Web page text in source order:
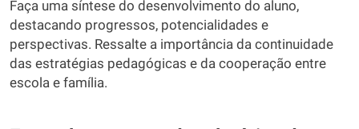
Faça uma síntese do desenvolvimento do aluno,
destacando progressos, potencialidades e
perspectivas. Ressalte a importância da continuidade
das estratégias pedagógicas e da cooperação entre
escola e família.